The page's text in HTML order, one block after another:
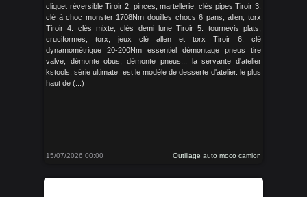
cliquet réversible Tiroir 2: pinces, martellerie, clés pipes Tiroir 3:
clé à choc monster 1708Nm douilles chocs 6 pans, allen, torx
Tiroir 4: clés mixte, clés demi lune Tiroir 5: tournevis plats,
cruciformes, torx, jeux clé allen et torx Tiroir 6: clé
dynamométrique 20-200Nm essentiel démontage pneus tire
valve, démonte obus, démonte pneus... la servante d'atelier
kstools. série ultimate. est le modèle de desserte d'atelier. le plus
haut de (...)
15/07/2026 00:00 Outillage auto moco camion